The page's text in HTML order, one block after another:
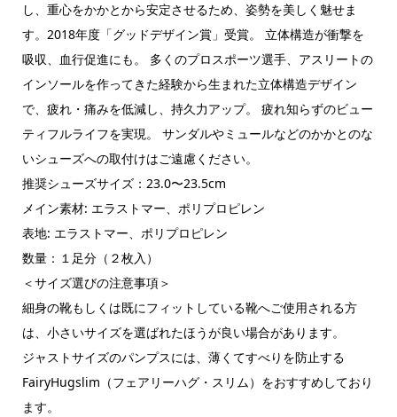
し、重心をかかとから安定させるため、姿勢を美しく魅せま
す。2018年度「グッドデザイン賞」受賞。 立体構造が衝撃を
吸収、血行促進にも。 多くのプロスポーツ選手、アスリートの
インソールを作ってきた経験から生まれた立体構造デザイン
で、疲れ・痛みを低減し、持久力アップ。 疲れ知らずのビュー
ティフルライフを実現。 サンダルやミュールなどのかかとのな
いシューズへの取付けはご遠慮ください。
推奨シューズサイズ：23.0〜23.5cm
メイン素材: エラストマー、ポリプロピレン
表地: エラストマー、ポリプロピレン
数量：１足分（２枚入）
＜サイズ選びの注意事項＞
細身の靴もしくは既にフィットしている靴へご使用される方
は、小さいサイズを選ばれたほうが良い場合があります。
ジャストサイズのパンプスには、薄くてすべりを防止する
FairyHugslim（フェアリーハグ・スリム）をおすすめしており
ます。